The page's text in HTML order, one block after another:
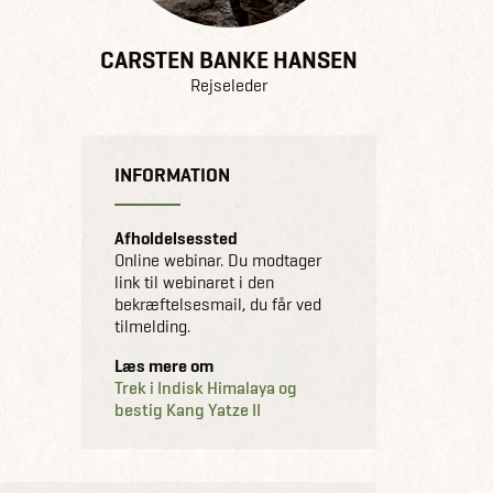
CARSTEN BANKE HANSEN
Rejseleder
INFORMATION
Afholdelsessted
Online webinar. Du modtager
link til webinaret i den
bekræftelsesmail, du får ved
tilmelding.
Læs mere om
Trek i Indisk Himalaya og
bestig Kang Yatze II